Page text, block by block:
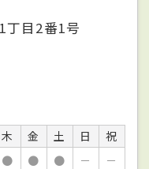
丁目2番1号
木 金 土 日
祝
● ● ● －
－